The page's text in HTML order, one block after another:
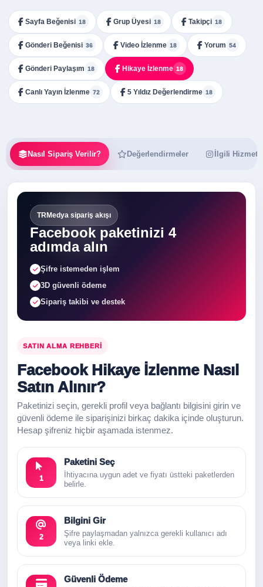
Sayfa Beğenisi 18 Grup Üyesi 18 Takipçi 18
Gönderi Beğenisi 36 Video İzlenme 18 Yorum 54
Gönderi Paylaşım 18 Hikaye İzlenme 18
Canlı Yayın İzlenme 72 5 Yıldız Değerlendirme 18
Nasıl Sipariş Verilir? Değerlendirmeler İlgili
TRMedya sipariş akışı
Facebook paketinizi 4
adımda alın
Şifre istemeden işlem
3D güvenli ödeme
Sipariş takibi ve destek
SATIN ALMA REHBERI
Facebook Hikaye İzlenme Nasıl
Satın Alınır?
Paketinizi seçin, gerekli profil veya bağlantı bilgisini girin ve
güvenli ödeme ile siparişinizi birkaç dakika içinde oluşturun.
Hesap şifreniz hiçbir aşamada istenmez.
1
Paketini Seç
İhtiyacına uygun adet ve fiyatı üstteki paketlerden
belirle.
2
Bilgini Gir
Şifre paylaşmadan yalnızca gerekli kullanıcı adı
veya linki ekle.
Güvenli Ödeme